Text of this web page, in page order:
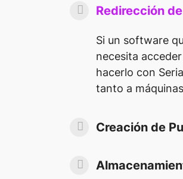
Redirección
Si un software
necesita
hacerlo con
tanto a
Creación de